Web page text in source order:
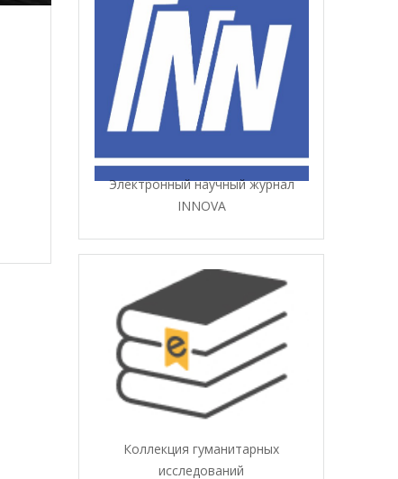
Электронный научный журнал
INNOVA
Коллекция гуманитарных
исследований